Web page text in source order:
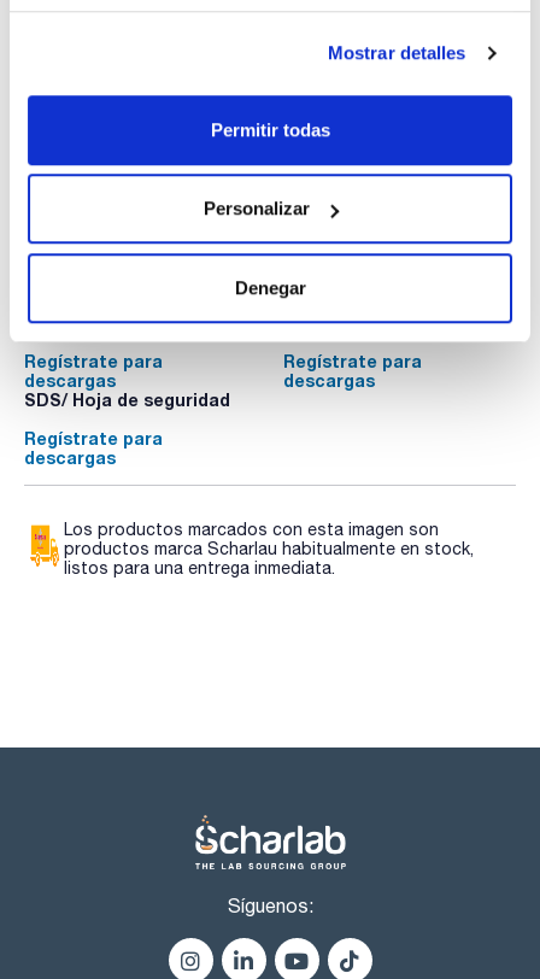
Mostrar detalles
Permitir todas
Personalizar
Denegar
tubo de goma
Disponibilidad:Ver stock
TDS / Ficha técnica
Regístrate para
descargas
COA
Regístrate para
descargas
SDS/ Hoja de seguridad
Regístrate para
descargas
Los productos marcados con esta imagen son
productos marca Scharlau habitualmente en stock,
listos para una entrega inmediata.
Síguenos: